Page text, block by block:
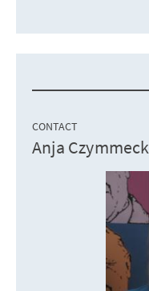
CONTACT
Anja Czymmeck